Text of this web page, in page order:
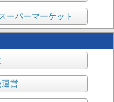
ーパーマーケット
営